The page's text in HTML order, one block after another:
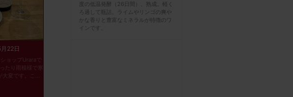
22日
ョップUraraで
たり雨模様で寒
大変です。こ...
度の低温発酵（26日間）、熟成。軽く
ろ過して瓶詰。ライムやリンゴの爽や
かな香りと豊富なミネラルが特徴のワ
インです。